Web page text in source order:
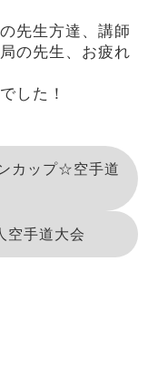
先生方達、講師
の先生、お疲れ
した！
カップ☆空手道
空手道大会